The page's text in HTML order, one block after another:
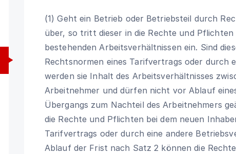
(1) Geht ein Betrieb oder Betriebsteil durch
über, so tritt dieser in die Rechte und Pflichten
bestehenden Arbeitsverhältnissen ein. Sind
Rechtsnormen eines Tarifvertrags oder durch
werden sie Inhalt des Arbeitsverhältnisses
Arbeitnehmer und dürfen nicht vor Ablauf
Übergangs zum Nachteil des Arbeitnehmers
die Rechte und Pflichten bei dem neuen
Tarifvertrags oder durch eine andere
Ablauf der Frist nach Satz 2 können die